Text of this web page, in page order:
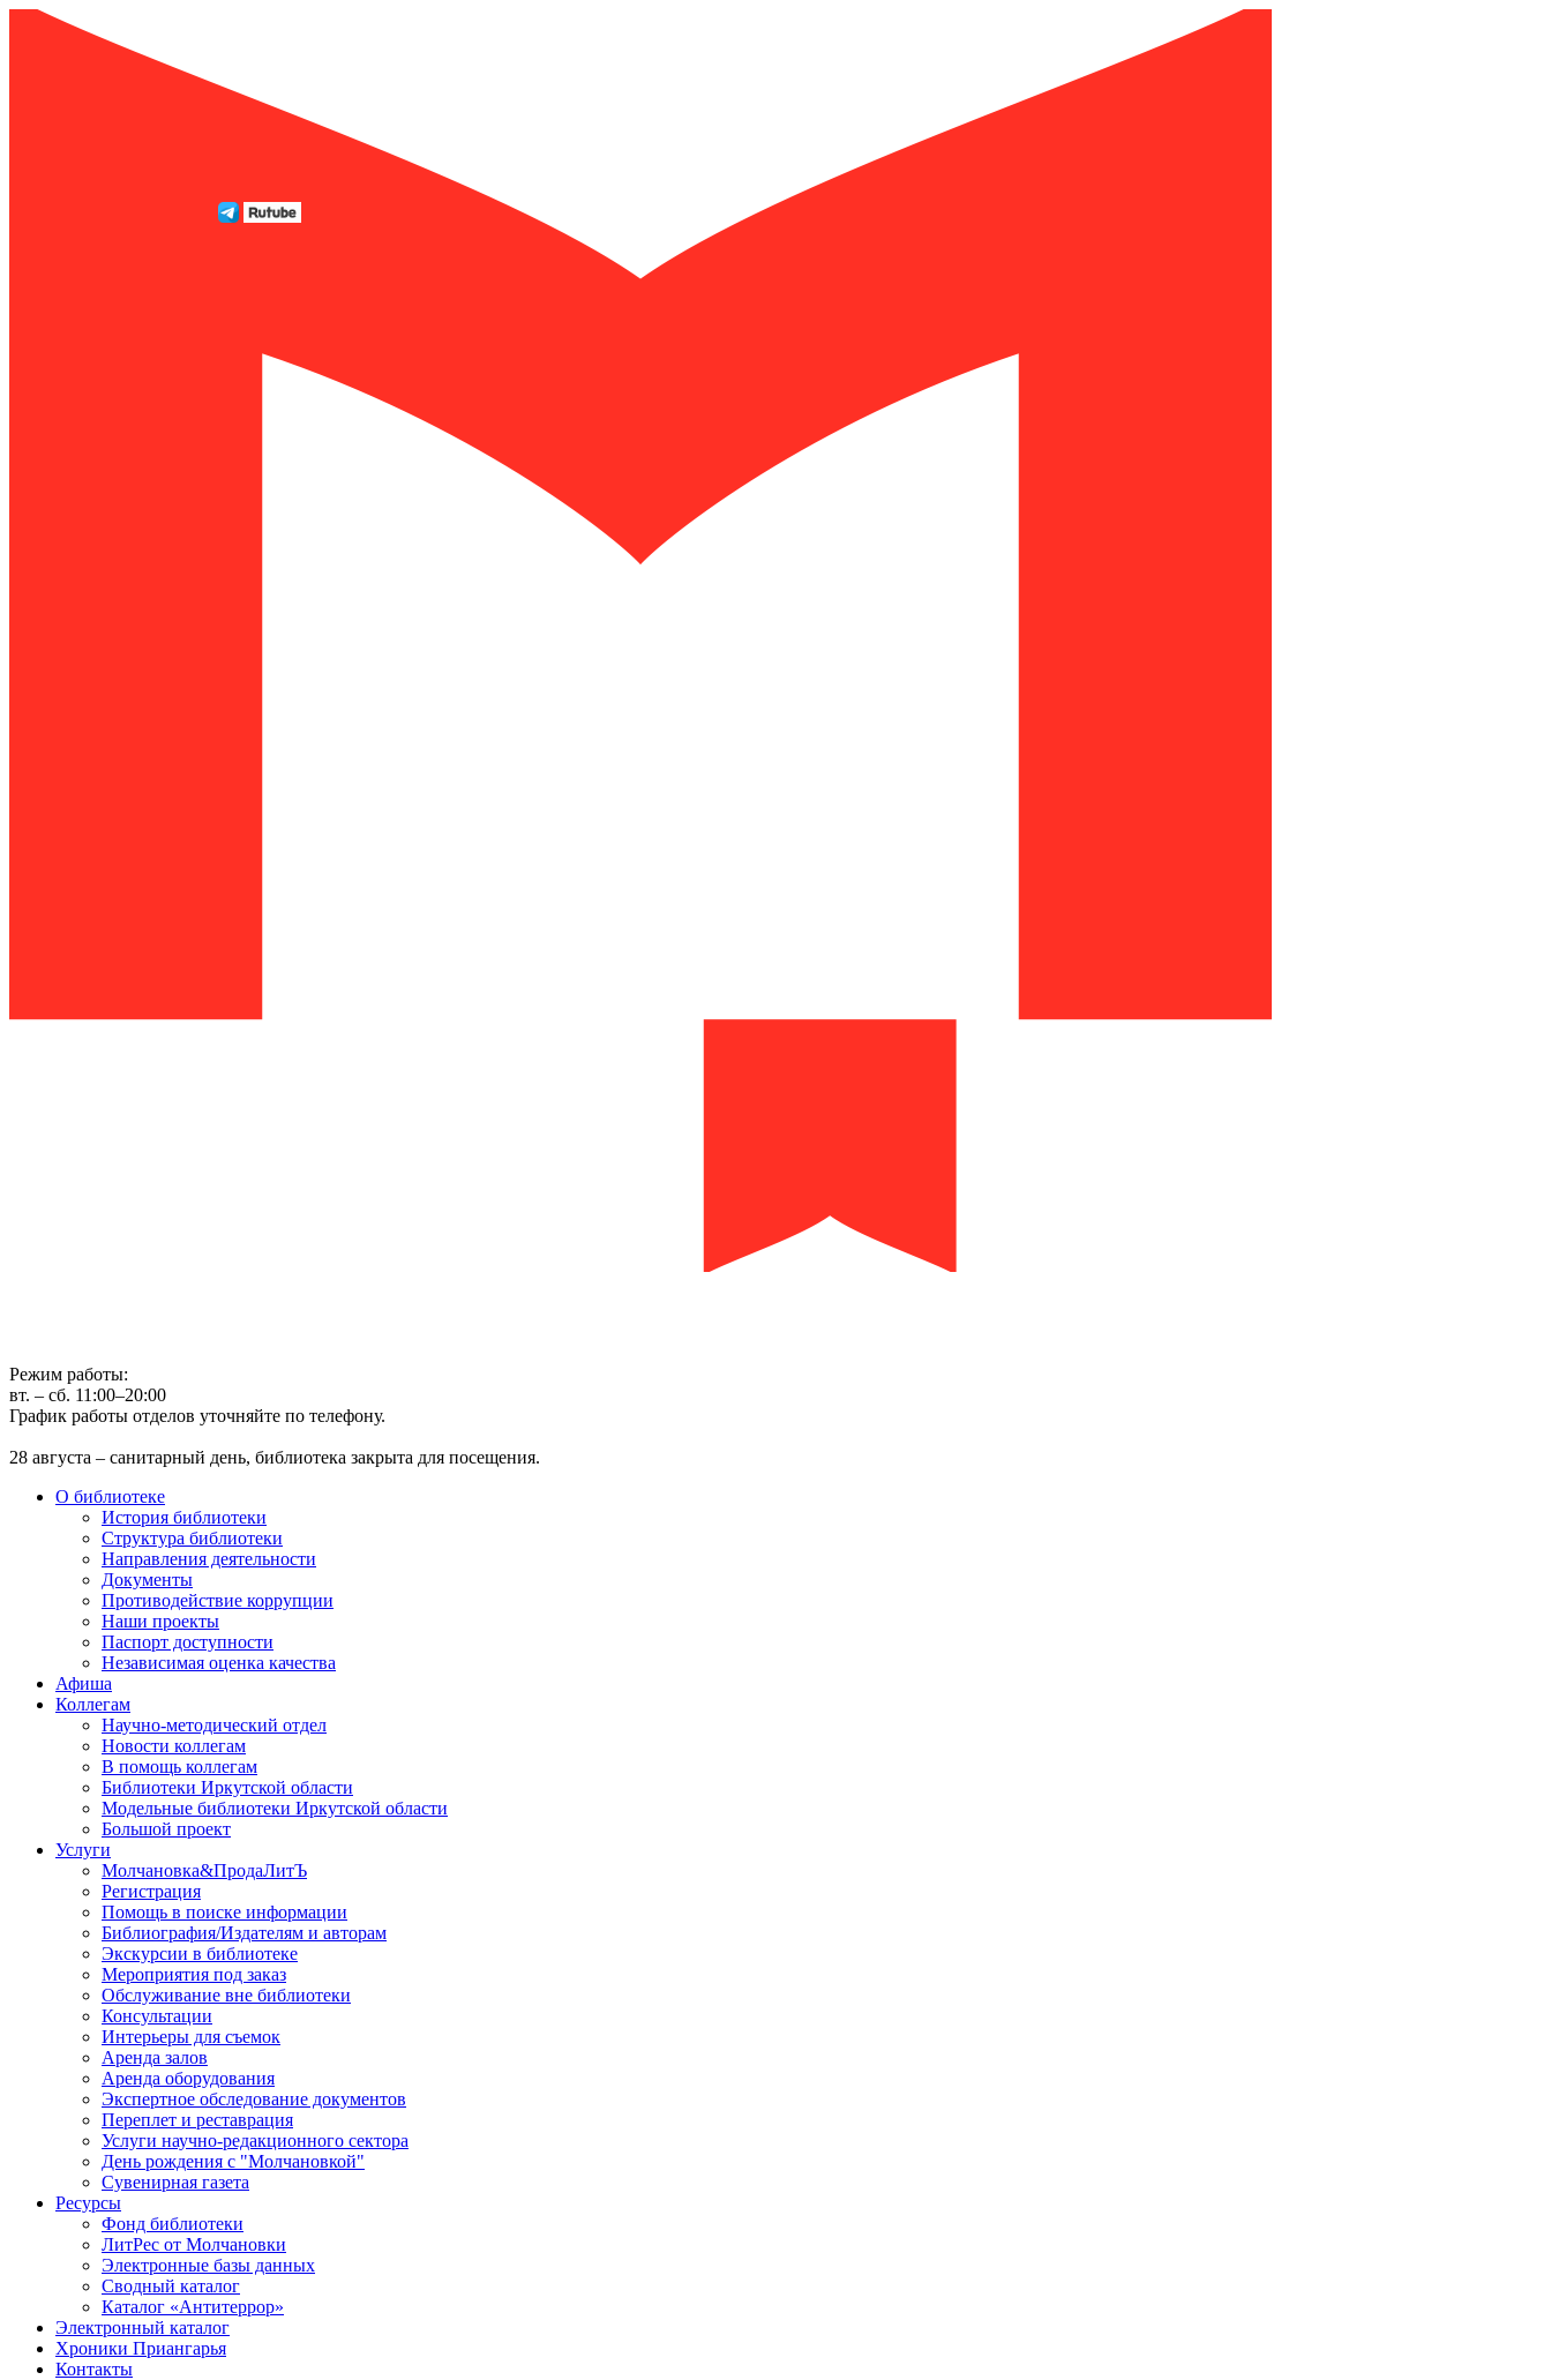
Режим работы:
вт. – сб. 11:00–20:00
График работы отделов уточняйте по телефону.
28 августа – санитарный день, библиотека закрыта для посещения.
О библиотеке
История библиотеки
Структура библиотеки
Направления деятельности
Документы
Противодействие коррупции
Наши проекты
Паспорт доступности
Независимая оценка качества
Афиша
Коллегам
Научно-методический отдел
Новости коллегам
В помощь коллегам
Библиотеки Иркутской области
Модельные библиотеки Иркутской области
Большой проект
Услуги
Молчановка&ПродаЛитЪ
Регистрация
Помощь в поиске информации
Библиография/Издателям и авторам
Экскурсии в библиотеке
Мероприятия под заказ
Обслуживание вне библиотеки
Консультации
Интерьеры для съемок
Аренда залов
Аренда оборудования
Экспертное обследование документов
Переплет и реставрация
Услуги научно-редакционного сектора
День рождения с "Молчановкой"
Сувенирная газета
Ресурсы
Фонд библиотеки
ЛитРес от Молчановки
Электронные базы данных
Сводный каталог
Каталог «Антитеррор»
Электронный каталог
Хроники Приангарья
Контакты